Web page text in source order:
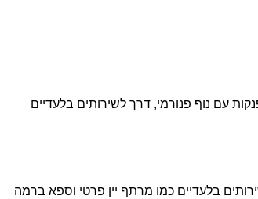
עם נוף פנורמי, דרך לשירותים בלעדיים
בלעדיים כמו מרתף יין פרטי וספא ברמה